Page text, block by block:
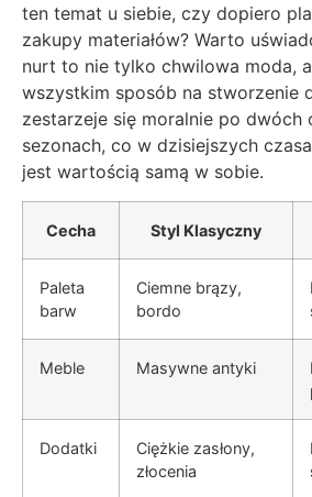
ten temat u siebie, czy dopiero
zakupy materiałów? Warto
nurt to nie tylko chwilowa moda,
wszystkim sposób na stworzenie
zestarzeje się moralnie po dwóch
sezonach, co w dzisiejszych
jest wartością samą w sobie.
Cecha Styl Klasyczny
Paleta
barw
Ciemne brązy,
bordo
Meble Masywne antyki
Dodatki
Ciężkie zasłony,
złocenia